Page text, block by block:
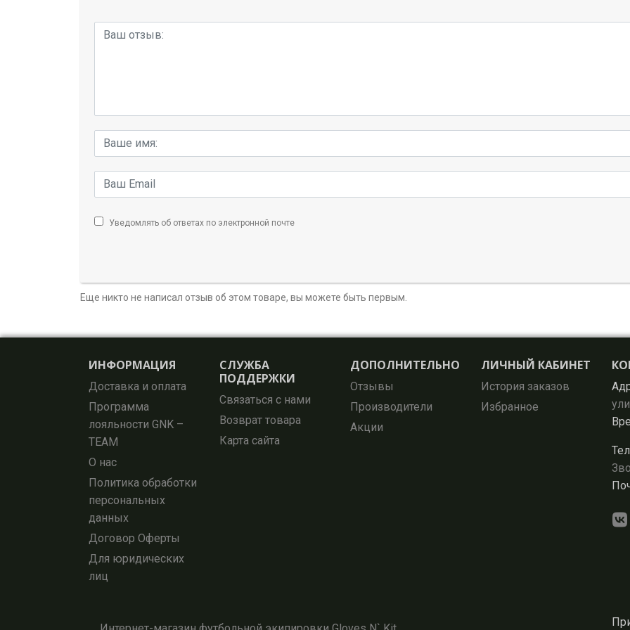
Уведомлять об ответах по электронной почте
Еще никто не написал отзыв об этом товаре, вы можете быть первым.
ИНФОРМАЦИЯ
Доставка и оплата
Программа
лояльности GNK –
TEAM
О нас
Политика обработки
персональных
данных
Договор Оферты
Для юридических
лиц
СЛУЖБА
ПОДДЕРЖКИ
Связаться с нами
Возврат товара
Карта сайта
ДОПОЛНИТЕЛЬНО
Отзывы
Производители
Акции
ЛИЧНЫЙ КАБИНЕТ
История заказов
Избранное